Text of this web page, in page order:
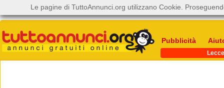
Pubblicità
Lecce
Le pagine di TuttoAnnunci.org utilizzano Cookie.